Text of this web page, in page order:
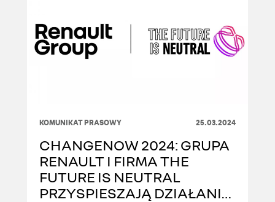
KOMUNIKAT PRASOWY 25.03.2024
CHANGENOW 2024: GRUPA
RENAULT I FIRMA THE
FUTURE IS NEUTRAL
PRZYSPIESZAJĄ DZIAŁANIA